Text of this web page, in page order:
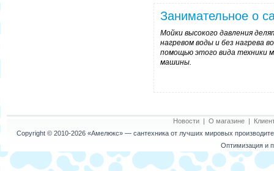
Занимательное о
Мойки высокого давления
нагревом воды и без нагрева
помощью этого вида техники
машины.
Новости| О магазине|
Copyright © 2010-2026 «Амелюкс»— сантехника от лучших мировых
Оптимизация и